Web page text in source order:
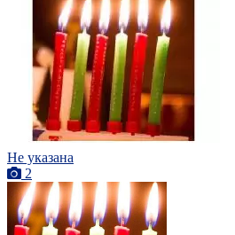
Не указана
2